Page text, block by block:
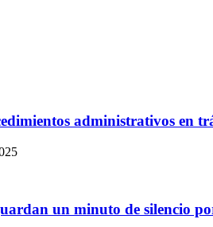
administrativos en
un minuto de silencio